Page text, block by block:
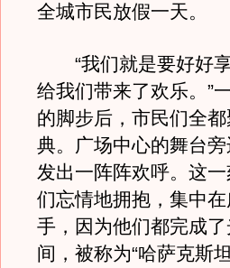
全城市民放假一天。
“我们就是要好好享
给我们带来了欢乐。”
的脚步后，市民们全
典。广场中心的舞台
发出一阵阵欢呼。这
们忘情地拥抱，集中
手，因为他们都完成
间，被称为“哈萨克斯